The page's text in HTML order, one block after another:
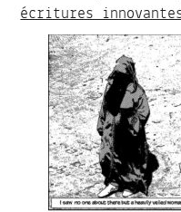
écritures